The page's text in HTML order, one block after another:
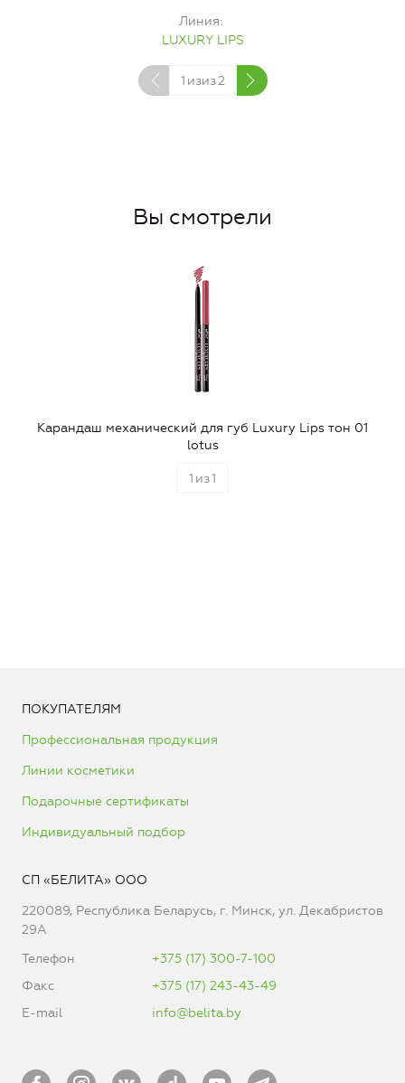
Линия
LUXURY LIPS
1 изиз2
Вы смотрели
Карандаш механический для губ Luxury Lips тон 01
lotus
1 из1
ПОКУПАТЕЛЯМ
Профессиональная продукция
Линии косметики
Подарочные сертификаты
Индивидуальный подбор
СП «БЕЛИТА» ООО
220089, Республика Беларусь, г. Минск, ул. Декабристов
29А
Телефон
+375 (17) 300-7-100
Факс
+375 (17) 243-43-49
E-mail
info@belita.by